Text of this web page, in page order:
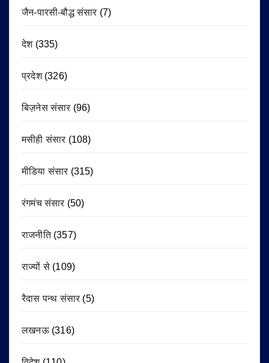
जैन-पारसी-बौद्ध संसार (7)
देश(335)
प्रदेश(326)
बिज़नेस संसार (96)
मसीही संसार (108)
मीडिया संसार (315)
रंगमंच संसार (50)
राजनीति(357)
राज्यों से (109)
रैदास पन्थ संसार (5)
लखनऊ(316)